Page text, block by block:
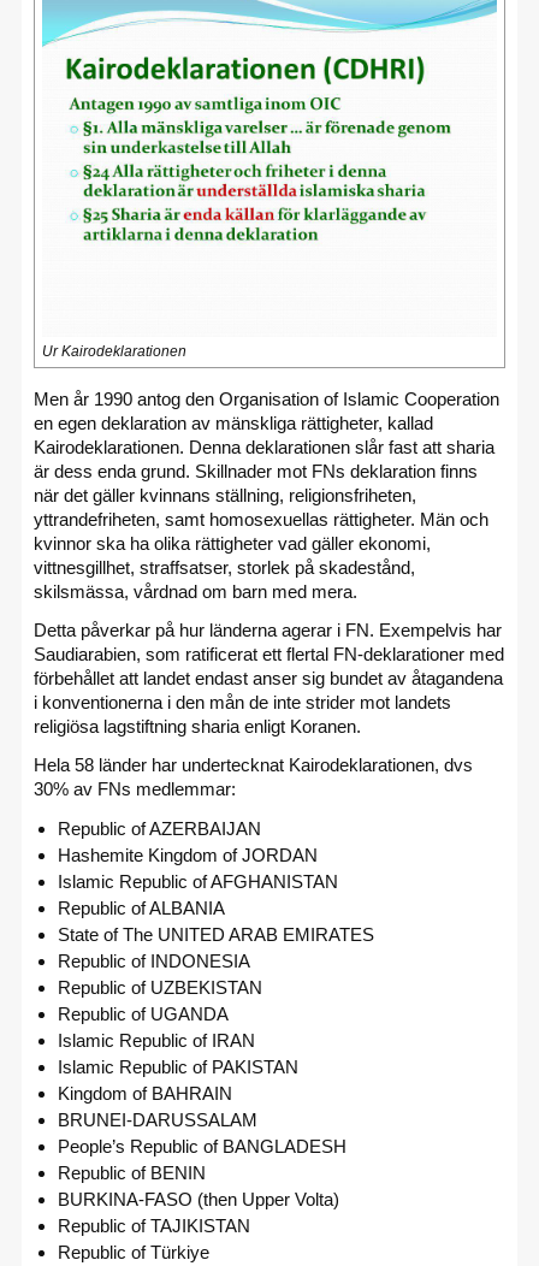
Ur Kairodeklarationen
Men år 1990 antog den Organisation of Islamic Cooperation
en egen deklaration av mänskliga rättigheter, kallad
Kairodeklarationen. Denna deklarationen slår fast att sharia
är dess enda grund. Skillnader mot FNs deklaration finns
när det gäller kvinnans ställning, religionsfriheten,
yttrandefriheten, samt homosexuellas rättigheter. Män och
kvinnor ska ha olika rättigheter vad gäller ekonomi,
vittnesgillhet, straffsatser, storlek på skadestånd,
skilsmässa, vårdnad om barn med mera.
Detta påverkar på hur länderna agerar i FN. Exempelvis har
Saudiarabien, som ratificerat ett flertal FN-deklarationer med
förbehållet att landet endast anser sig bundet av åtagandena
i konventionerna i den mån de inte strider mot landets
religiösa lagstiftning sharia enligt Koranen.
Hela 58 länder har undertecknat Kairodeklarationen, dvs
30% av FNs medlemmar:
Republic of AZERBAIJAN
Hashemite Kingdom of JORDAN
Islamic Republic of AFGHANISTAN
Republic of ALBANIA
State of The UNITED ARAB EMIRATES
Republic of INDONESIA
Republic of UZBEKISTAN
Republic of UGANDA
Islamic Republic of IRAN
Islamic Republic of PAKISTAN
Kingdom of BAHRAIN
BRUNEI-DARUSSALAM
People’s Republic of BANGLADESH
Republic of BENIN
BURKINA-FASO (then Upper Volta)
Republic of TAJIKISTAN
Republic of Türkiye